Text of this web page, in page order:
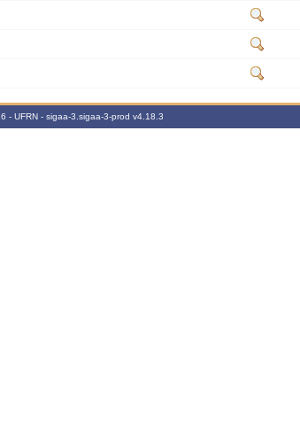
- UFRN - sigaa-3.sigaa-3-prod v4.18.3